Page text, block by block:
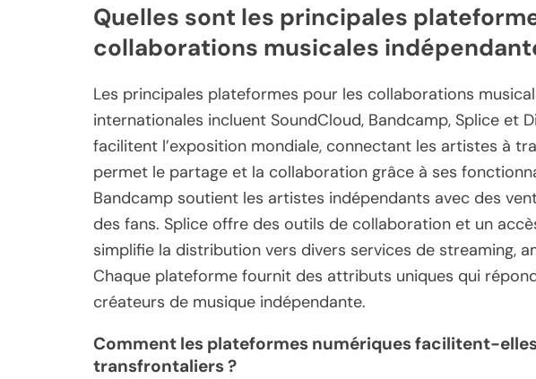
Quelles sont les principales
collaborations musicales
Les principales plateformes pour les collaborations
internationales incluent SoundCloud, Bandcamp, Splice et
facilitent l’exposition mondiale, connectant les artistes à
permet le partage et la collaboration grâce à ses
Bandcamp soutient les artistes indépendants avec des
des fans. Splice offre des outils de collaboration et un
simplifie la distribution vers divers services de streaming,
Chaque plateforme fournit des attributs uniques qui
créateurs de musique indépendante.
Comment les plateformes numériques facilitent-
transfrontaliers ?